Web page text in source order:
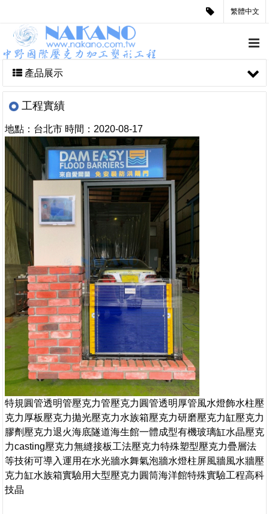
繁體中文
產品展示
工程實績
地點：台北市 時間： 2020-08-17
特規圓管透明管壓克力管壓克力圓管透明厚管風水燈飾水柱壓
克力厚板壓克力拋光壓克力水族箱壓克力研磨壓克力缸壓克力
膠劑壓克力退火海底隧道海生館一體成型有機玻璃缸水晶壓克
力casting壓克力無縫接板工法壓克力特殊塑型壓克力疊層法
等技術可導入運用在水光牆水舞氣泡牆水燈柱屏風牆風水牆壓
克力缸水族箱實驗用大型壓克力圓筒海洋館特殊實驗工程高科
技晶